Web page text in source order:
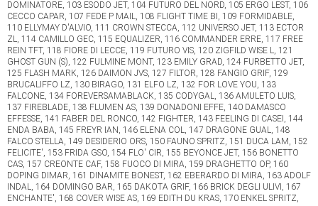
DOMINATORE, 103 ESODO JET, 104 FUTURO DEL NORD, 105 ERGO LEST, 106
CECCO CAPAR, 107 FEDE P MAIL, 108 FLIGHT TIME BI, 109 FORMIDABLE,
110 ELLYMAY D'ALVIO, 111 CROWN STECCA, 112 UNIVERSO JET, 113 ECTOR
ZL, 114 CAMILLO GEC, 115 EQUALIZER, 116 COMMANDER ERRE, 117 FREE
REIN TFT, 118 FIORE DI LECCE, 119 FUTURO VIS, 120 ZIGFILD WISE L, 121
GHOST GUN (S), 122 FULMINE MONT, 123 EMILY GRAD, 124 FURBETTO JET,
125 FLASH MARK, 126 DAIMON JVS, 127 FILTOR, 128 FANGIO GRIF, 129
BRUCALIFFO LZ, 130 BIRAGO, 131 ELFO LZ, 132 FOR LOVE YOU, 133
FALCONE, 134 FOREVERSAMABLACK, 135 CODYGAL, 136 AMULETO LUIS,
137 FIREBLADE, 138 FLUMEN AS, 139 DONADONI EFFE, 140 DAMASCO
EFFESSE, 141 FABER DEL RONCO, 142 FIGHTER, 143 FEELING DI CASEI, 144
ENDA BABA, 145 FREYR IAN, 146 ELENA COL, 147 DRAGONE GUAL, 148
FALCO STELLA, 149 DESIDERIO ORS, 150 FAUNO SPRITZ, 151 DUCA LAM, 152
FELICITE', 153 FRIDA GSO, 154 FLO' CIR, 155 BEYONCE JET, 156 BONETTO
CAS, 157 CREONTE CAF, 158 FUOCO DI MIRA, 159 DRAGHETTO OP, 160
DOPING DIMAR, 161 DINAMITE BONEST, 162 EBERARDO DI MIRA, 163 ADOLF
INDAL, 164 DOMINGO BAR, 165 DAKOTA GRIF, 166 BRICK DEGLI ULIVI, 167
ENCHANTE', 168 COVER WISE AS, 169 EDITH DU KRAS, 170 ENKEL SPRITZ,